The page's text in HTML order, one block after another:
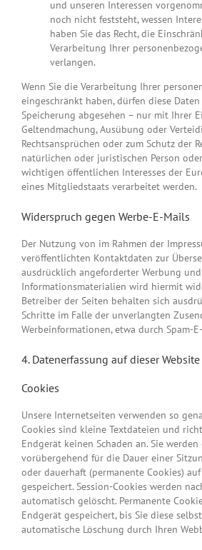
und unseren Interessen
noch nicht feststeht, wessen
haben Sie das Recht, die
Verarbeitung Ihrer
verlangen.
Wenn Sie die Verarbeitung Ihrer
eingeschränkt haben, dürfen diese
Speicherung abgesehen – nur mit Ihrer
Geltendmachung, Ausübung oder
Rechtsansprüchen oder zum Schutz der
natürlichen oder juristischen Person
wichtigen öffentlichen Interesses der
eines Mitgliedstaats verarbeitet werden.
Widerspruch gegen Werbe-E-Mails
Der Nutzung von im Rahmen der
veröffentlichten Kontaktdaten zur
ausdrücklich angeforderter Werbung und
Informationsmaterialien wird hiermit
Betreiber der Seiten behalten sich
Schritte im Falle der unverlangten
Werbeinformationen, etwa durch Spam-
4. Datenerfassung auf dieser Website
Cookies
Unsere Internetseiten verwenden so
Cookies sind kleine Textdateien und
Endgerät keinen Schaden an. Sie
vorübergehend für die Dauer einer
oder dauerhaft (permanente Cookies)
gespeichert. Session-Cookies werden
automatisch gelöscht. Permanente
Endgerät gespeichert, bis Sie diese
automatische Löschung durch Ihren